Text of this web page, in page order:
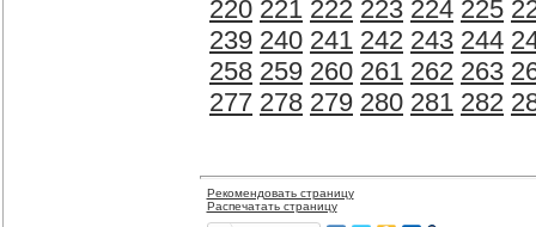
220 221 222 223 224 225
239 240 241 242 243 244
258 259 260 261 262 263
277 278 279 280 281 282
Рекомендовать страницу
Распечатать страницу